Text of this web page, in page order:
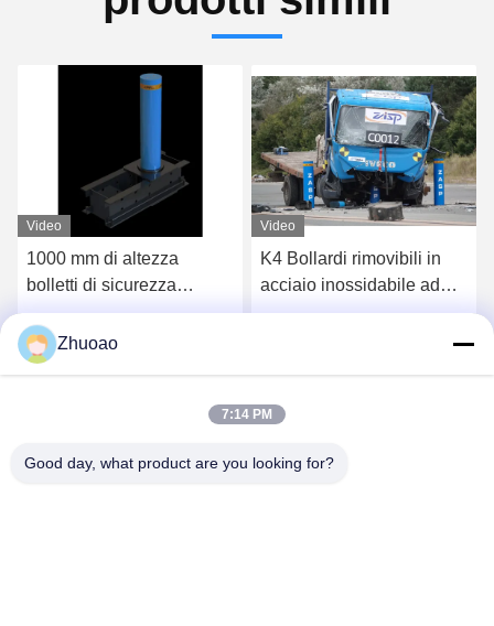
Video
K4 Bollardi rimovibili in
acciaio inossidabile ad
alta visibilità con
certificazione IWA14-1
Ottieni il miglior prezzo
Video
Prestazioni eccezionali
Punto di sostegno
rimovibile per centro
Ottieni il miglior prezzo
Zhuoao
7:14 PM
Good day, what product are you looking for?